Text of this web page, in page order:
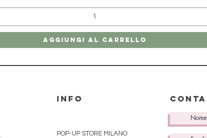
Aggiungi al carrello
INFO
POP-UP STORE MILANO